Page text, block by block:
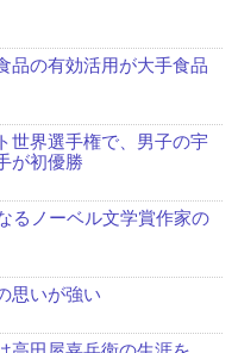
品の有効活用が大手食品
世界選手権で、男子の宇
が初優勝
るノーベル文学賞作家の
思いが強い